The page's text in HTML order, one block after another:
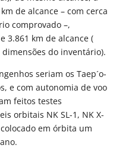
de alcance – com cerca
comprovado –,
3.861 km de alcance (
do inventário).
seriam os Taep´o-
e com autonomia de voo
feitos testes
orbitais NK SL-1, NK X-
em órbita um